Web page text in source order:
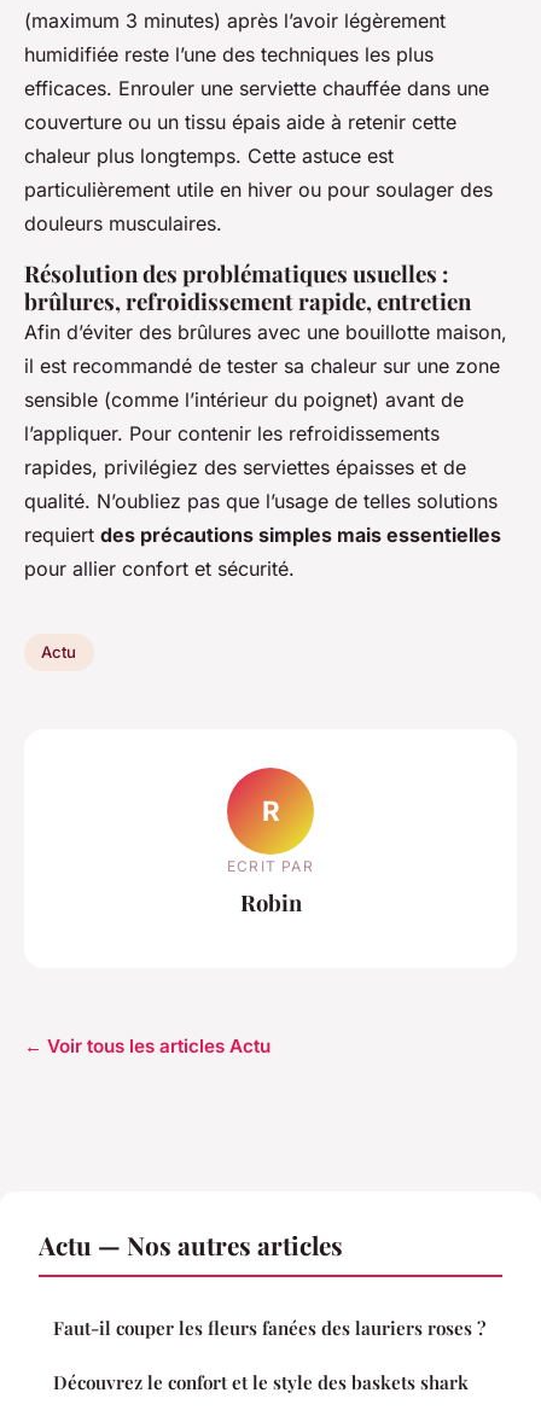
(maximum 3 minutes) après l’avoir légèrement
humidifiée reste l’une des techniques les plus
efficaces. Enrouler une serviette chauffée dans une
couverture ou un tissu épais aide à retenir cette
chaleur plus longtemps. Cette astuce est
particulièrement utile en hiver ou pour soulager des
douleurs musculaires.
Résolution des problématiques usuelles :
brûlures, refroidissement rapide, entretien
Afin d’éviter des brûlures avec une bouillotte maison,
il est recommandé de tester sa chaleur sur une zone
sensible (comme l’intérieur du poignet) avant de
l’appliquer. Pour contenir les refroidissements
rapides, privilégiez des serviettes épaisses et de
qualité. N’oubliez pas que l’usage de telles solutions
requiert des précautions simples mais essentielles
pour allier confort et sécurité.
Actu
R
ECRIT PAR
Robin
← Voir tous les articles Actu
Actu — Nos autres articles
Faut-il couper les fleurs fanées des lauriers roses ?
Découvrez le confort et le style des baskets shark